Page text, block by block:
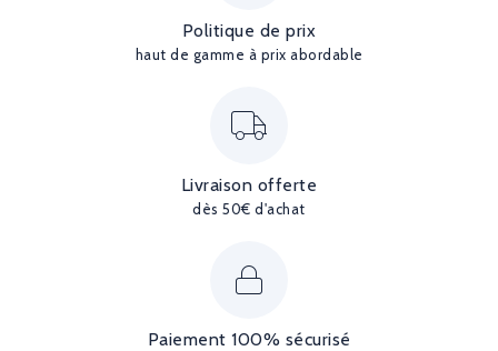
Politique de prix
haut de gamme à prix abordable
Livraison offerte
dès 50€ d'achat
Paiement 100% sécurisé